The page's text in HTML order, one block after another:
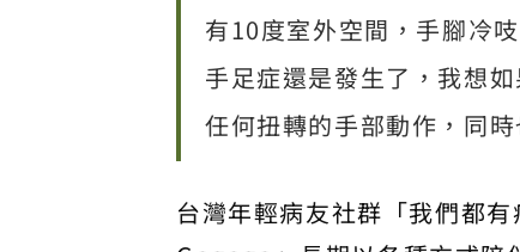
有10度室外空間，手腳冷
手足症還是發生了，我想
任何扭轉的手部動作，同
台灣年輕病友社群「我們都